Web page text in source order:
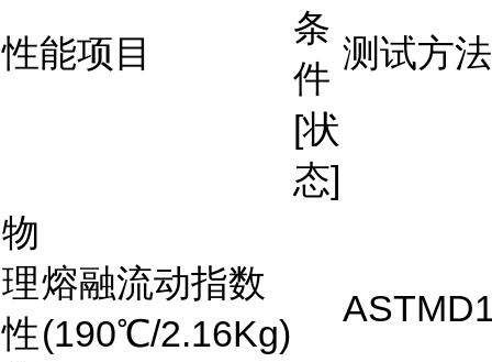
性能项目
条
件
[状
态]
测试方法
物
理
性
熔融流动指数
(190℃/2.16Kg)